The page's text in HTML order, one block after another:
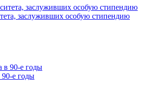
заслуживших особую стипендию
90-е годы